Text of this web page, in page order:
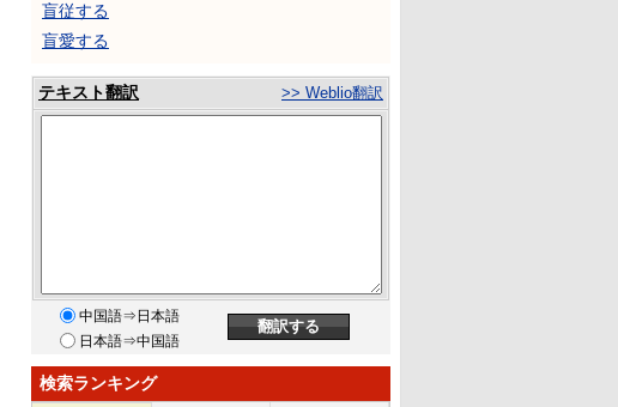
盲従する
盲愛する
テキスト翻訳 >> Weblio翻訳
中国語⇒日本語
日本語⇒中国語
検索ランキング